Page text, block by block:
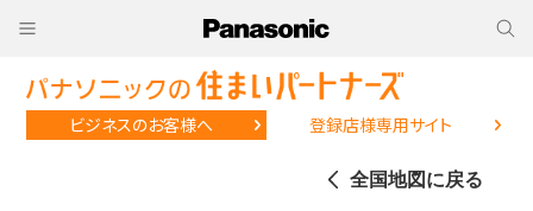
ビジネスのお客様へ 登録店様専用サイト
全国地図に戻る